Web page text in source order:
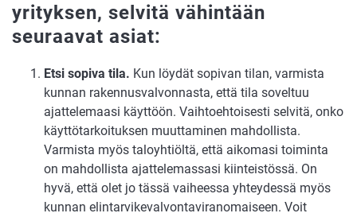
yrityksen, selvitä vähintään
seuraavat asiat:
Etsi sopiva tila. Kun löydät sopivan tilan, varmista
kunnan rakennusvalvonnasta, että tila soveltuu
ajattelemaasi käyttöön. Vaihtoehtoisesti selvitä, onko
käyttötarkoituksen muuttaminen mahdollista.
Varmista myös taloyhtiöltä, että aikomasi toiminta
on mahdollista ajattelemassasi kiinteistössä. On
hyvä, että olet jo tässä vaiheessa yhteydessä myös
kunnan elintarvikevalvontaviranomaiseen. Voit